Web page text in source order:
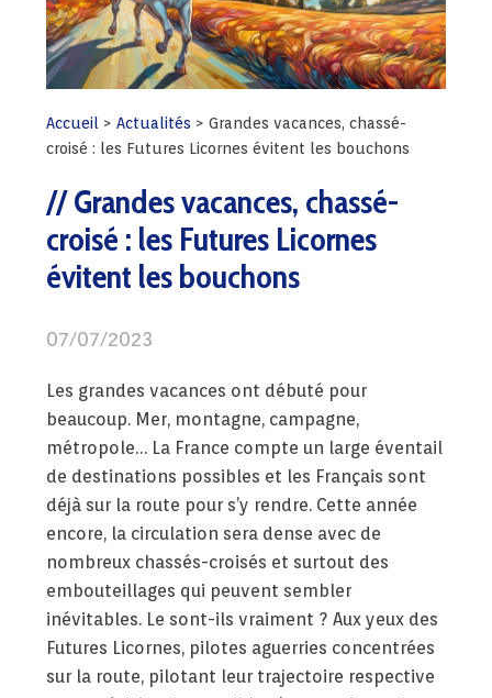
Accueil >Actualités >Grandes vacances, chassé-
croisé : les Futures Licornes évitent les bouchons
Grandes vacances, chassé-
croisé : les Futures Licornes
évitent les bouchons
07/07/2023
Les grandes vacances ont débuté pour
beaucoup. Mer, montagne, campagne,
métropole… La France compte un large éventail
de destinations possibles et les Français sont
déjà sur la route pour s’y rendre. Cette année
encore, la circulation sera dense avec de
nombreux chassés-croisés et surtout des
embouteillages qui peuvent sembler
inévitables. Le sont-ils vraiment ? Aux yeux des
Futures Licornes, pilotes aguerries concentrées
sur la route, pilotant leur trajectoire respective